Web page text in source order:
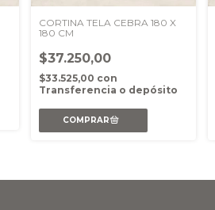
CORTINA TELA CEBRA 180 X
180 CM
$37.250,00
$33.525,00 con
Transferencia o depósito